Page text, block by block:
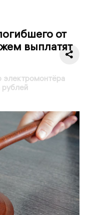
от
выплатят
электромонтёра
рублей